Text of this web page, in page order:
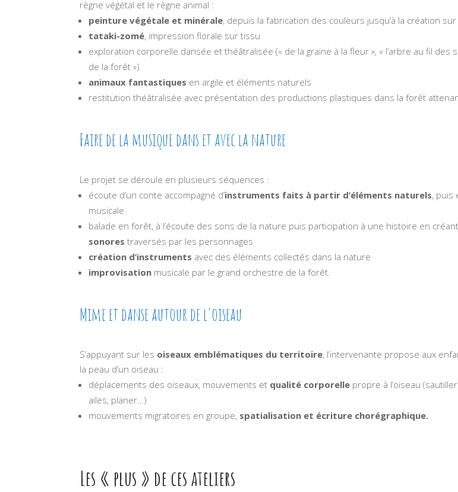
règne végétal et le règne animal :
peinture végétale et minérale, depuis la fabrication des couleurs jusqu’à la création
tataki-zomé, impression florale sur tissu
exploration corporelle dansée et théâtralisée (« de la graine à la fleur », « l’arbre au fil des
de la forêt »)
animaux fantastiques en argile et éléments naturels
restitution théâtralisée avec présentation des productions plastiques dans la forêt
Faire de la musique dans et avec la nature
Le projet se déroule en plusieurs séquences :
écoute d’un conte accompagné d’instruments faits à partir d’éléments naturels, puis
musicale
balade en forêt, à l’écoute des sons de la nature puis participation à une histoire en
sonores traversés par les personnages
création d’instruments avec des éléments collectés dans la nature
improvisation musicale par le grand orchestre de la forêt.
Mime et danse autour de l'oiseau
S’appuyant sur les oiseaux emblématiques du territoire, l’intervenante propose aux
la peau d’un oiseau :
déplacements des oiseaux, mouvements et qualité corporelle propre à l’oiseau
ailes, planer…)
mouvements migratoires en groupe, spatialisation et écriture chorégraphique.
Les « plus » de ces ateliers